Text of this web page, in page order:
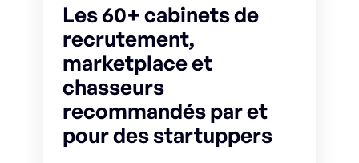
Les 60+ cabinets de
recrutement,
marketplace et
chasseurs
recommandés par et
pour des startuppers